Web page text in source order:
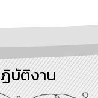
บัติงาน